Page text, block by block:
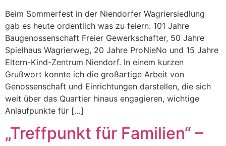
Beim Sommerfest in der Niendorfer Wagriersiedlung
gab es heute ordentlich was zu feiern: 101 Jahre
Baugenossenschaft Freier Gewerkschafter, 50 Jahre
Spielhaus Wagrierweg, 20 Jahre ProNieNo und 15 Jahre
Eltern-Kind-Zentrum Niendorf. In einem kurzen
Grußwort konnte ich die großartige Arbeit von
Genossenschaft und Einrichtungen darstellen, die sich
weit über das Quartier hinaus engagieren, wichtige
Anlaufpunkte für […]
„Treffpunkt für Familien“ –